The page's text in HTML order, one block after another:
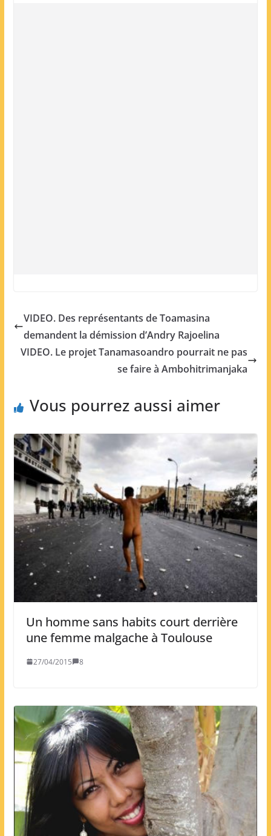
VIDEO. Des représentants de Toamasina
demandent la démission d’Andry Rajoelina
VIDEO. Le projet Tanamasoandro pourrait ne pas
se faire à Ambohitrimanjaka
Vous pourrez aussi aimer
Un homme sans habits court derrière
une femme malgache à Toulouse
27/04/2015 8